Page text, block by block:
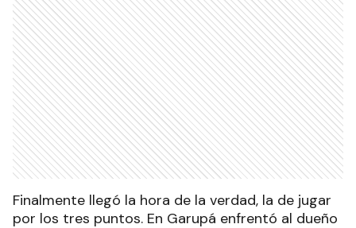
Finalmente llegó la hora de la verdad, la de jugar
por los tres puntos. En Garupá enfrentó al dueño